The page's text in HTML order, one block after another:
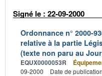
Signé le : 22-09-2000
Ordonnance n° 2000-
relative à la partie
(texte non paru au
EQUX0000053R
09-2000
Date de